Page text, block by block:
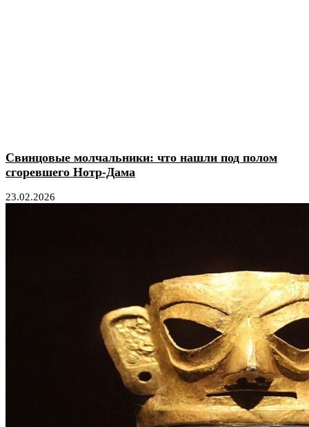
Свинцовые молчальники: что нашли под полом
сгоревшего Нотр-Дама
23.02.2026